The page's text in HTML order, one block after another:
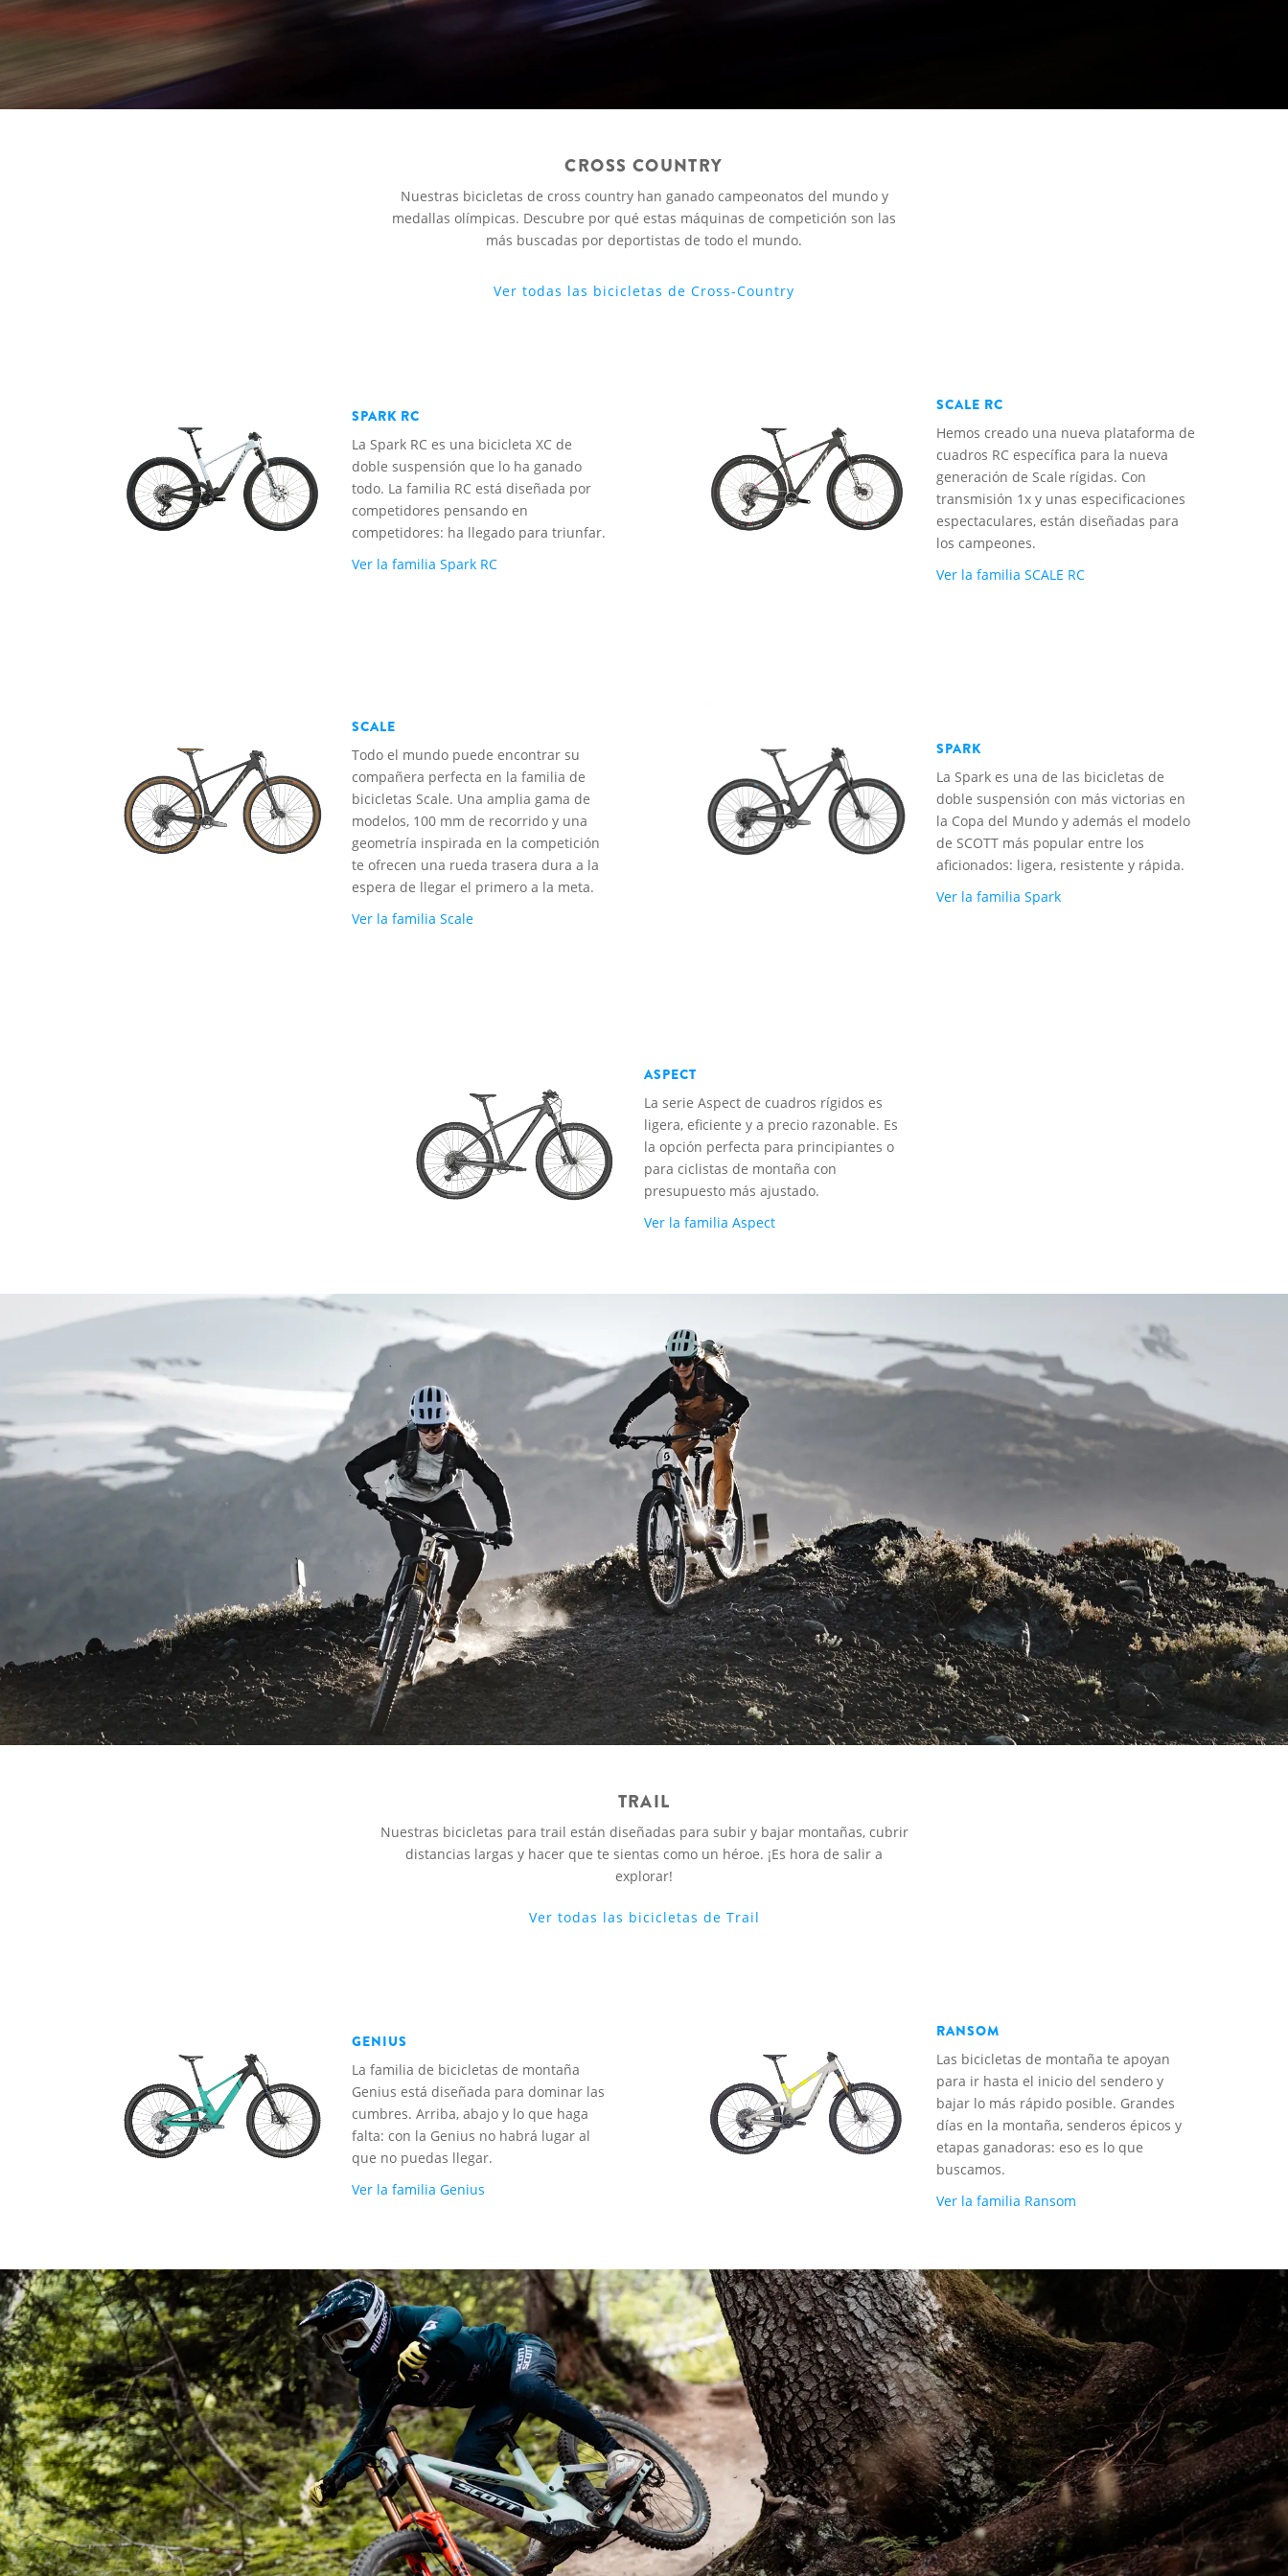
CROSS COUNTRY
Nuestras bicicletas de cross country han ganado campeonatos del mundo y
medallas olímpicas. Descubre por qué estas máquinas de competición son las
más buscadas por deportistas de todo el mundo.
Ver todas las bicicletas de Cross-Country
SPARK RC
La Spark RC es una bicicleta XC de
doble suspensión que lo ha ganado
todo. La familia RC está diseñada por
competidores pensando en
competidores: ha llegado para triunfar.
Ver la familia Spark RC
SCALE RC
Hemos creado una nueva plataforma de
cuadros RC específica para la nueva
generación de Scale rígidas. Con
transmisión 1x y unas especificaciones
espectaculares, están diseñadas para
los campeones.
Ver la familia SCALE RC
SCALE
Todo el mundo puede encontrar su
compañera perfecta en la familia de
bicicletas Scale. Una amplia gama de
modelos, 100 mm de recorrido y una
geometría inspirada en la competición
te ofrecen una rueda trasera dura a la
espera de llegar el primero a la meta.
Ver la familia Scale
SPARK
La Spark es una de las bicicletas de
doble suspensión con más victorias en
la Copa del Mundo y además el modelo
de SCOTT más popular entre los
aficionados: ligera, resistente y rápida.
Ver la familia Spark
ASPECT
La serie Aspect de cuadros rígidos es
ligera, eficiente y a precio razonable. Es
la opción perfecta para principiantes o
para ciclistas de montaña con
presupuesto más ajustado.
Ver la familia Aspect
TRAIL
Nuestras bicicletas para trail están diseñadas para subir y bajar montañas, cubrir
distancias largas y hacer que te sientas como un héroe. ¡Es hora de salir a
explorar!
Ver todas las bicicletas de Trail
GENIUS
La familia de bicicletas de montaña
Genius está diseñada para dominar las
cumbres. Arriba, abajo y lo que haga
falta: con la Genius no habrá lugar al
que no puedas llegar.
Ver la familia Genius
RANSOM
Las bicicletas de montaña te apoyan
para ir hasta el inicio del sendero y
bajar lo más rápido posible. Grandes
días en la montaña, senderos épicos y
etapas ganadoras: eso es lo que
buscamos.
Ver la familia Ransom